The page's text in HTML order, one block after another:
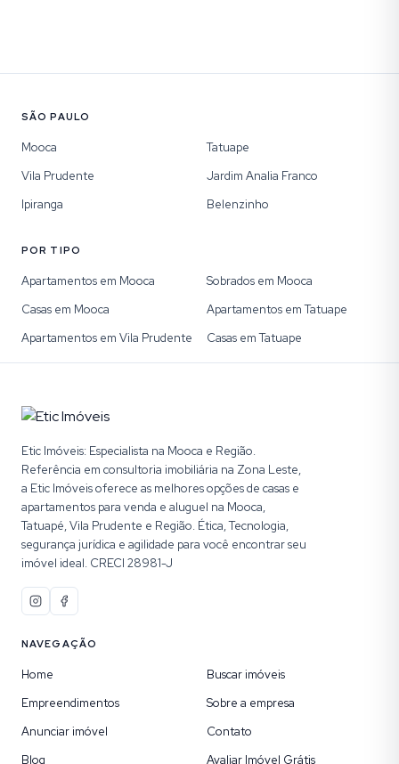
SÃO PAULO
Mooca
Tatuape
Vila Prudente
Jardim Analia Franco
Ipiranga
Belenzinho
POR TIPO
Apartamentos em Mooca
Sobrados em Mooca
Casas em Mooca
Apartamentos em Tatuape
Apartamentos em Vila Prudente
Casas em Tatuape
Etic Imóveis: Especialista na Mooca e Região.
Referência em consultoria imobiliária na Zona Leste,
a Etic Imóveis oferece as melhores opções de casas e
apartamentos para venda e aluguel na Mooca,
Tatuapé, Vila Prudente e Região. Ética, Tecnologia,
segurança jurídica e agilidade para você encontrar seu
imóvel ideal. CRECI 28981-J
NAVEGAÇÃO
Home
Buscar imóveis
Empreendimentos
Sobre a empresa
Anunciar imóvel
Contato
Blog
Avaliar Imóvel Grátis